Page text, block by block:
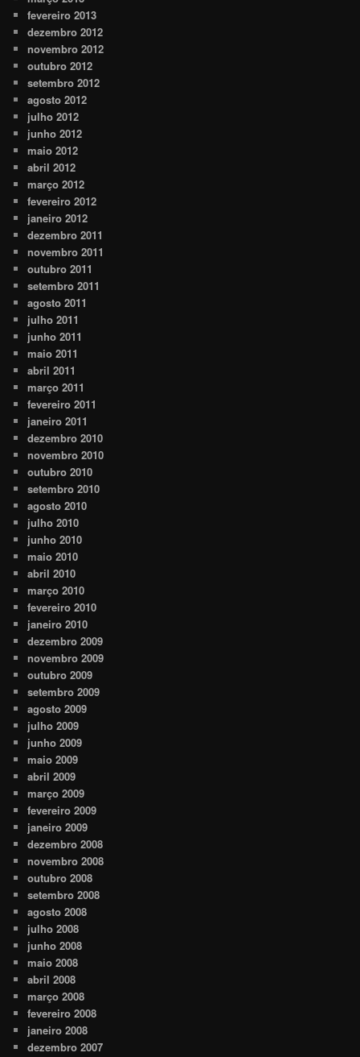
fevereiro 2013
dezembro 2012
novembro 2012
outubro 2012
setembro 2012
agosto 2012
julho 2012
junho 2012
maio 2012
abril 2012
março 2012
fevereiro 2012
janeiro 2012
dezembro 2011
novembro 2011
outubro 2011
setembro 2011
agosto 2011
julho 2011
junho 2011
maio 2011
abril 2011
março 2011
fevereiro 2011
janeiro 2011
dezembro 2010
novembro 2010
outubro 2010
setembro 2010
agosto 2010
julho 2010
junho 2010
maio 2010
abril 2010
março 2010
fevereiro 2010
janeiro 2010
dezembro 2009
novembro 2009
outubro 2009
setembro 2009
agosto 2009
julho 2009
junho 2009
maio 2009
abril 2009
março 2009
fevereiro 2009
janeiro 2009
dezembro 2008
novembro 2008
outubro 2008
setembro 2008
agosto 2008
julho 2008
junho 2008
maio 2008
abril 2008
março 2008
fevereiro 2008
janeiro 2008
dezembro 2007